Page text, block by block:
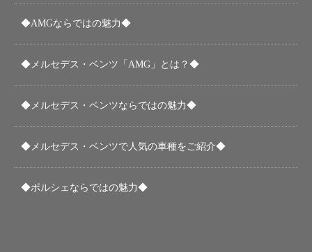
◆AMGならではの魅力◆
◆メルセデス・ベンツ「AMG」とは？◆
◆メルセデス・ベンツならではの魅力◆
◆メルセデス・ベンツで人気の車種をご紹介◆
◆ポルシェならではの魅力◆